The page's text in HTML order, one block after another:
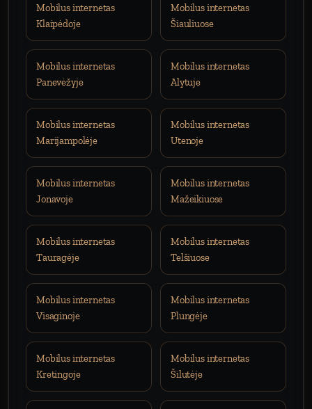
Mobilus internetas
Klaipėdoje
Mobilus internetas
Šiauliuose
Mobilus internetas
Panevėžyje
Mobilus internetas
Alytuje
Mobilus internetas
Marijampolėje
Mobilus internetas
Utenoje
Mobilus internetas
Jonavoje
Mobilus internetas
Mažeikiuose
Mobilus internetas
Tauragėje
Mobilus internetas
Telšiuose
Mobilus internetas
Visaginoje
Mobilus internetas
Plungėje
Mobilus internetas
Kretingoje
Mobilus internetas
Šilutėje